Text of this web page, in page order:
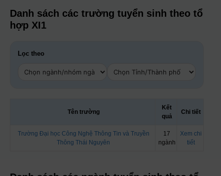
Danh sách các trường tuyển sinh theo tổ
hợp XI1
Lọc theo
Tên trường
Kết
quả
Chi tiết
Trường Đại học Công Nghệ Thông Tin và Truyền
Thông Thái Nguyên
17
ngành
Xem chi
tiết